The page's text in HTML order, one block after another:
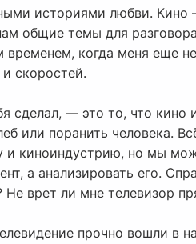
историями любви.
общие темы для
когда меня еще
скоростей.
сделал, — это то, что кино
или поранить человека.
киноиндустрию, но мы
а анализировать его.
Не врет ли мне телевизор
прочно вошли в